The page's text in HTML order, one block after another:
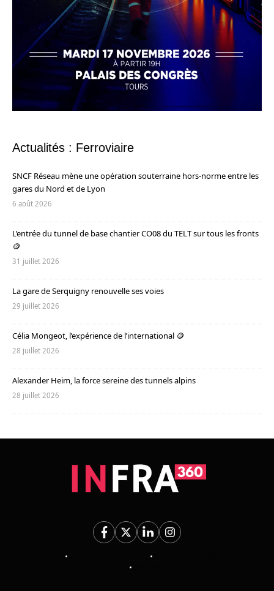
Actualités : Ferroviaire
SNCF Réseau mène une opération souterraine hors-norme entre les
gares du Nord et de Lyon
6 août 2026
L’entrée du tunnel de base chantier CO08 du TELT sur tous les fronts
🪙
31 juillet 2026
La gare de Serquigny renouvelle ses voies
29 juillet 2026
Célia Mongeot, l’expérience de l’international 🪙
28 juillet 2026
Alexander Heim, la force sereine des tunnels alpins
28 juillet 2026
• •
•